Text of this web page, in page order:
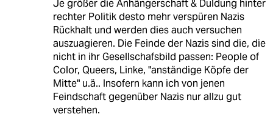
Je größer die Anhängerschaft & Duldung hinter
rechter Politik desto mehr verspüren Nazis
Rückhalt und werden dies auch versuchen
auszuagieren. Die Feinde der Nazis sind die, die
nicht in ihr Gesellschafsbild passen: People of
Color, Queers, Linke, "anständige Köpfe der
Mitte" u.ä.. Insofern kann ich von jenen
Feindschaft gegenüber Nazis nur allzu gut
verstehen.